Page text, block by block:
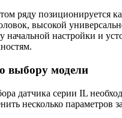
ряду позиционируется
высокой
начальной настройки и
выбору модели
датчика серии IL
несколько параметров